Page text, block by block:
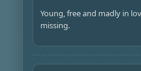
Young, free and madly in
missing.